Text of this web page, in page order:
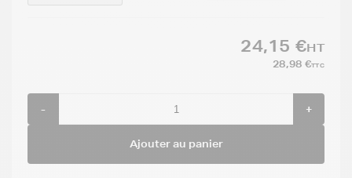
24,15 €HT
28,98 €TTC
- +
Ajouter au panier